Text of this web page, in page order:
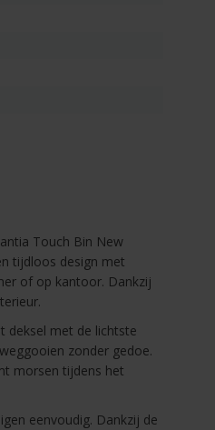
Touch Bin New
tijdloos design met
of op kantoor. Dankzij
deksel met de lichtste
zonder gedoe.
morsen tijdens het
eenvoudig. Dankzij de